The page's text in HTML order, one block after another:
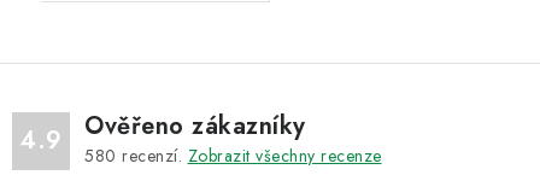
4.9 Ověřeno zákazníky
580 recenzí. Zobrazit všechny recenze